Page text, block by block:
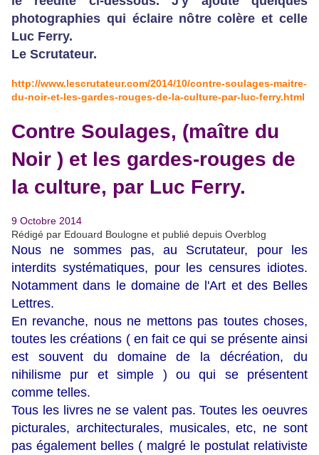
photographies qui éclaire nôtre colère et celle
Luc Ferry.
Le Scrutateur.
http://www.lescrutateur.com/2014/10/contre-soulages-maitre-
du-noir-et-les-gardes-rouges-de-la-culture-par-luc-ferry.html
Contre Soulages, (maître du
Noir ) et les gardes-rouges de
la culture, par Luc Ferry.
9 Octobre 2014
Rédigé par Edouard Boulogne et publié depuis Overblog
Nous ne sommes pas, au Scrutateur, pour les
interdits systématiques, pour les censures idiotes.
Notamment dans le domaine de l'Art et des Belles
Lettres.
En revanche, nous ne mettons pas toutes choses,
toutes les créations ( en fait ce qui se présente ainsi
est souvent du domaine de la décréation, du
nihilisme pur et simple ) ou qui se présentent
comme telles.
Tous les livres ne se valent pas. Toutes les oeuvres
picturales, architecturales, musicales, etc, ne sont
pas également belles ( malgré le postulat relativiste